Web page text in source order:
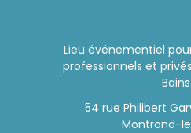
Lieu événementiel
professionnels et
Bains
54 rue Philibert
Montrond-